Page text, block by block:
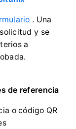
. Una
y se
a
de referencia
o código QR